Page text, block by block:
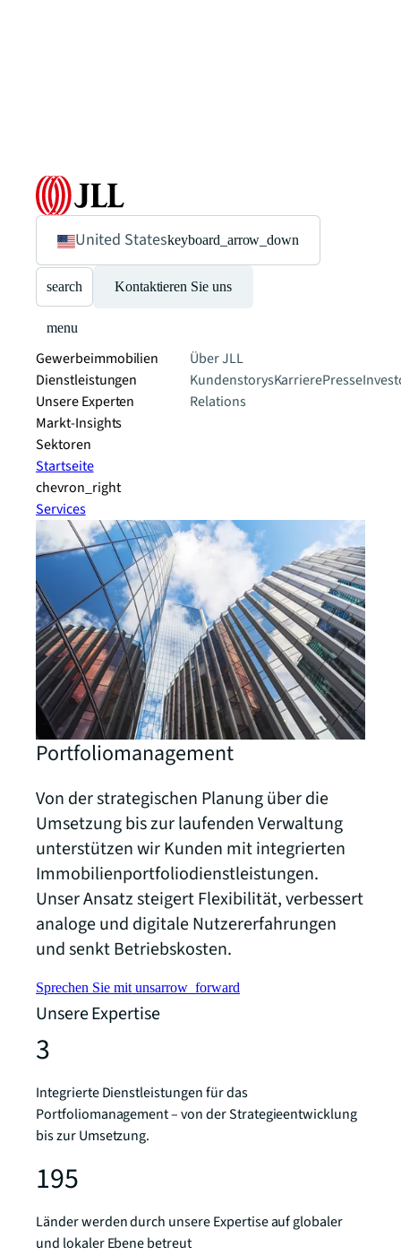
United Stateskeyboard_arrow_down
search Kontaktieren Sie uns
menu
Gewerbeimmobilien
Dienstleistungen
Unsere Experten
Markt-Insights
Sektoren​
Über JLL
KundenstorysKarrierePresse
Relations
Startseite
chevron_right
Services
Portfoliomanagement
Von der strategischen Planung über die
Umsetzung bis zur laufenden Verwaltung
unterstützen wir Kunden mit integrierten
Immobilienportfoliodienstleistungen.
Unser Ansatz steigert Flexibilität, verbessert
analoge und digitale Nutzererfahrungen
und senkt Betriebskosten.
Sprechen Sie mit unsarrow_forward
Unsere Expertise
3
Integrierte Dienstleistungen für das
Portfoliomanagement – von der Strategieentwicklung
bis zur Umsetzung.
195
Länder werden durch unsere Expertise auf globaler
und lokaler Ebene betreut